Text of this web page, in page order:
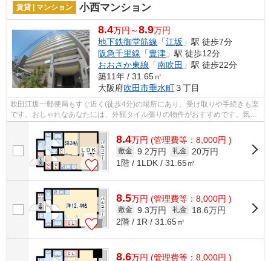
賃貸 | マンション 小西マンション
8.4万円～8.9万円
地下鉄御堂筋線 「江坂 」駅 徒歩7分
阪急千里線 「豊津 」駅 徒歩12分
おおさか東線 「南吹田 」駅 徒歩22分
築11年 / 31.65㎡
大阪府吹田市垂水町３丁目
吹田江坂一郵便局もすぐ近く(徒歩4分)の場所にあり、受け取りや手続きも楽
です。おしゃれなあなたには、外観タイル張りの物件がおすすめです。気軽
8.4万円 (管理費等：8,000円 )
敷金 9.2万円 礼金
20万円
1階 / 1LDK / 31.65㎡
8.5万円 (管理費等：8,000円 )
敷金 9.3万円 礼金
18.6万円
2階 / 1R / 31.65㎡
8.6万円 (管理費等：8,000円 )